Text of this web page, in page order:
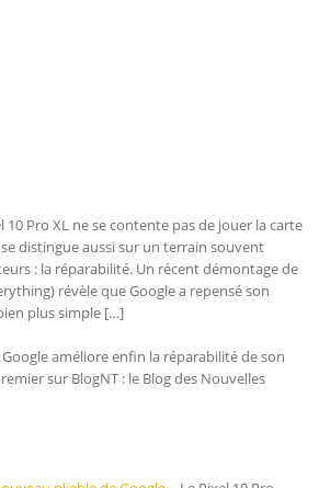
10 Pro XL ne se contente pas de jouer la carte
se distingue aussi sur un terrain souvent
: la réparabilité. Un récent démontage de
révèle que Google a repensé son
plus simple […]
Google améliore enfin la réparabilité de son
sur BlogNT : le Blog des Nouvelles